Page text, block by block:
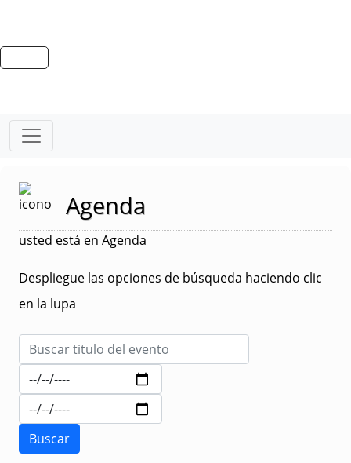
Agenda
usted está en Agenda
Despliegue las opciones de búsqueda haciendo clic
en la lupa